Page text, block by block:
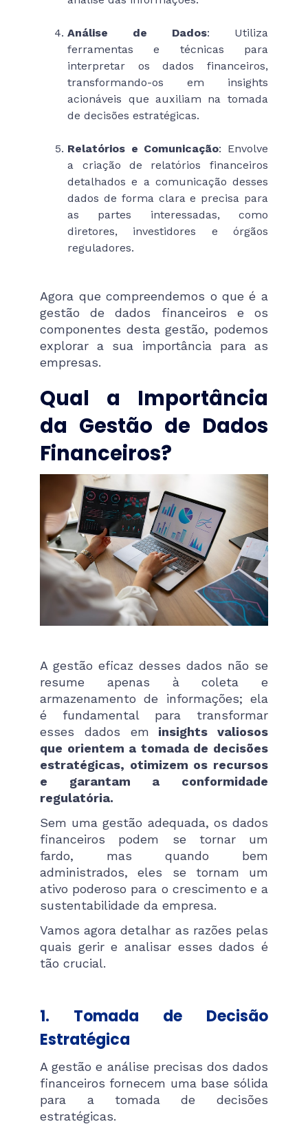
Análise de Dados: Utiliza
ferramentas e técnicas para
interpretar os dados financeiros,
transformando-os em insights
acionáveis que auxiliam na tomada
de decisões estratégicas.
Relatórios e Comunicação: Envolve
a criação de relatórios financeiros
detalhados e a comunicação desses
dados de forma clara e precisa para
as partes interessadas, como
diretores, investidores e órgãos
reguladores.
Agora que compreendemos o que é a
gestão de dados financeiros e os
componentes desta gestão, podemos
explorar a sua importância para as
empresas.
Qual a Importância
da Gestão de Dados
Financeiros?
A gestão eficaz desses dados não se
resume apenas à coleta e
armazenamento de informações; ela
é fundamental para transformar
esses dados em insights valiosos
que orientem a tomada de decisões
estratégicas, otimizem os recursos
e garantam a conformidade
regulatória.
Sem uma gestão adequada, os dados
financeiros podem se tornar um
fardo, mas quando bem
administrados, eles se tornam um
ativo poderoso para o crescimento e a
sustentabilidade da empresa.
Vamos agora detalhar as razões pelas
quais gerir e analisar esses dados é
tão crucial.
1. Tomada de Decisão
Estratégica
A gestão e análise precisas dos dados
financeiros fornecem uma base sólida
para a tomada de decisões
estratégicas.